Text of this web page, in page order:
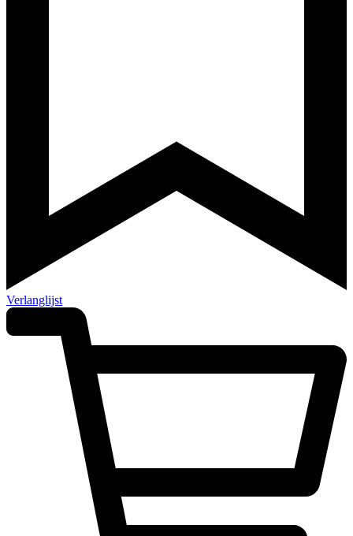
Verlanglijst